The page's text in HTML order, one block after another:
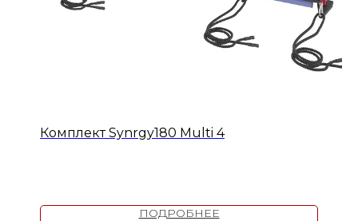
Комплект Synrgy180 Multi 4
ПОДРОБНЕЕ